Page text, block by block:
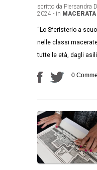
scritto da Piersandra
2024 - in MACERATA
“Lo Sferisterio a
nelle classi
tutte le età, dagli
0